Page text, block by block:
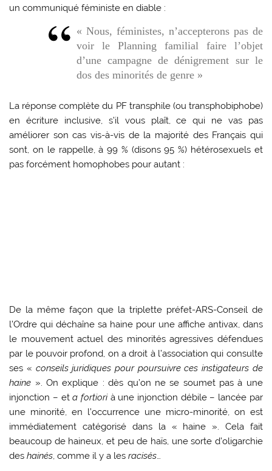
un communiqué féministe en diable :
« Nous, féministes, n’accepterons pas de
voir le Planning familial faire l’objet
d’une campagne de dénigrement sur le
dos des minorités de genre »
La réponse complète du PF transphile (ou transphobiphobe)
en écriture inclusive, s’il vous plaît, ce qui ne vas pas
améliorer son cas vis-à-vis de la majorité des Français qui
sont, on le rappelle, à 99 % (disons 95 %) hétérosexuels et
pas forcément homophobes pour autant :
De la même façon que la triplette préfet-ARS-Conseil de
l’Ordre qui déchaîne sa haine pour une affiche antivax, dans
le mouvement actuel des minorités agressives défendues
par le pouvoir profond, on a droit à l’association qui consulte
ses « conseils juridiques pour poursuivre ces instigateurs de
haine ». On explique : dès qu’on ne se soumet pas à une
injonction – eta fortiorià une injonction débile – lancée par
une minorité, en l’occurrence une micro-minorité, on est
immédiatement catégorisé dans la « haine ». Cela fait
beaucoup de haineux, et peu de haïs, une sorte d’oligarchie
deshainés, comme il y a lesracisés…